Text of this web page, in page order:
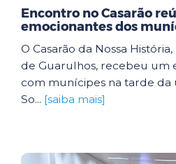
Encontro no Casarão
emocionantes dos
O Casarão da Nossa
de Guarulhos, recebeu um
com munícipes na tarde da
So... [saiba mais]